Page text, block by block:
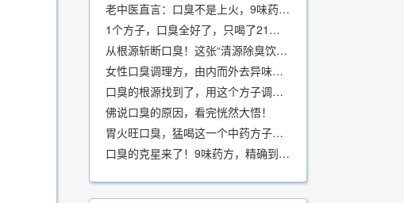
老中医直言：口臭不是上火，9味药食同源方，21天根除不反复
1个方子，口臭全好了，只喝了21天！
从根源斩断口臭！这张“清源除臭饮”方子，我用了几十年，效果真不错
女性口臭调理方，由内而外去异味，女性体质专用！
口臭的根源找到了，用这个方子调理，21天口吐芬芳！
佛说口臭的原因，看完恍然大悟！
胃火旺口臭，猛喝这一个中药方子就好了！
口臭的克星来了！9味药方，精确到克、药食同源、安全有效，速看！